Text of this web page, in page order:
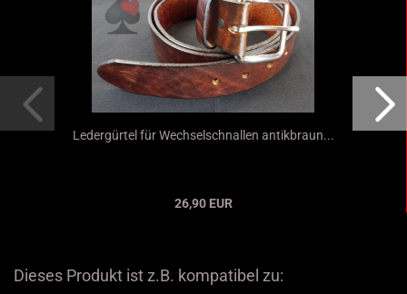
Ledergürtel für Wechselschnallen antikbraun...
26,90 EUR
Dieses Produkt ist z.B. kompatibel zu: